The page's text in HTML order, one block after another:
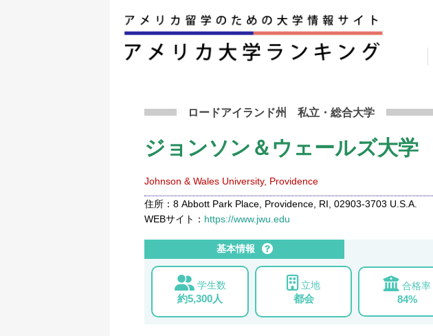
ロードアイランド州私立 ・総合大学
ジョンソン＆ウェールズ大学
Johnson & Wales University, Providence
住所：8 Abbott Park Place, Providence, RI, 02903-3703 U.S.A.
WEBサイト： https://www.jwu.edu
基本情報
学生数
約5,300人
立地
都会
合格率
84%